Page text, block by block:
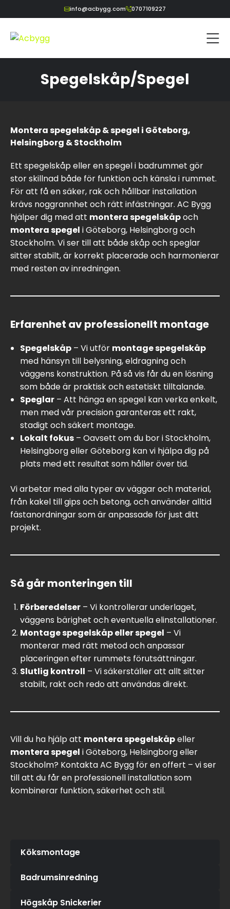
to
content
info@acbygg.com 0707109227
Spegelskåp/Spegel
Köksmontage
Badrumsinredning
Högskåp Snickerier
Montera spegelskåp & spegel i Göteborg,
Helsingborg & Stockholm
Ett spegelskåp eller en spegel i badrummet gör
stor skillnad både för funktion och känsla i rummet.
För att få en säker, rak och hållbar installation
krävs noggrannhet och rätt infästningar. AC Bygg
hjälper dig med att montera spegelskåpoch
montera spegel i Göteborg, Helsingborg och
Stockholm. Vi ser till att både skåp och speglar
sitter stabilt, är korrekt placerade och harmonierar
med resten av inredningen.
Erfarenhet av professionellt montage
Spegelskåp – Vi utför montage spegelskåp
med hänsyn till belysning, eldragning och
väggens konstruktion. På så vis får du en lösning
som både är praktisk och estetiskt tilltalande.
Speglar – Att hänga en spegel kan verka enkelt,
men med vår precision garanteras ett rakt,
stadigt och säkert montage.
Lokalt fokus – Oavsett om du bor i Stockholm,
Helsingborg eller Göteborg kan vi hjälpa dig på
plats med ett resultat som håller över tid.
Vi arbetar med alla typer av väggar och material,
från kakel till gips och betong, och använder alltid
fästanordningar som är anpassade för just ditt
projekt.
Så går monteringen till
Förberedelser – Vi kontrollerar underlaget,
väggens bärighet och eventuella elinstallationer.
Montage spegelskåp eller spegel – Vi
monterar med rätt metod och anpassar
placeringen efter rummets förutsättningar.
Slutlig kontroll – Vi säkerställer att allt sitter
stabilt, rakt och redo att användas direkt.
Vill du ha hjälp att montera spegelskåpeller
montera spegel i Göteborg, Helsingborg eller
Stockholm? Kontakta AC Bygg för en offert – vi ser
till att du får en professionell installation som
kombinerar funktion, säkerhet och stil.